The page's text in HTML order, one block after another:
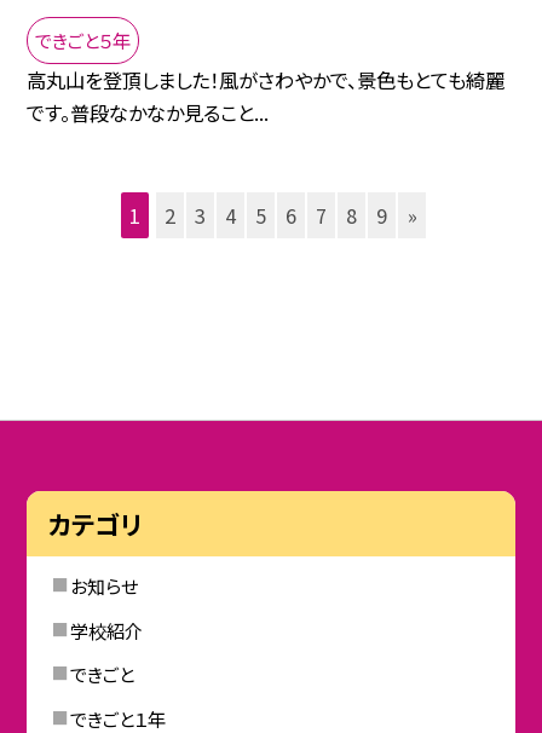
できごと５年
高丸山を登頂しました！風がさわやかで、景色もとても綺麗
です。普段なかなか見ること...
1 2 3 4 5 6 7 8 9 »
カテゴリ
お知らせ
学校紹介
できごと
できごと１年